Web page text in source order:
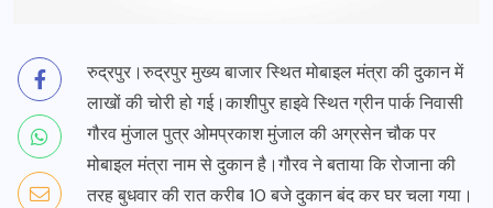
रुद्रपुर।रुद्रपुर मुख्य बाजार स्थित मोबाइल मंत्रा की दुकान में
लाखों की चोरी हो गई।काशीपुर हाइवे स्थित ग्रीन पार्क निवासी
गौरव मुंजाल पुत्र ओमप्रकाश मुंजाल की अग्रसेन चौक पर
मोबाइल मंत्रा नाम से दुकान है।गौरव ने बताया कि रोजाना की
तरह बुधवार की रात करीब 10 बजे दुकान बंद कर घर चला गया।